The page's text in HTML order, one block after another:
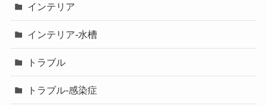
インテリア
インテリア-水槽
トラブル
トラブル-感染症